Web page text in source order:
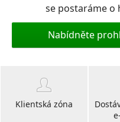
se postaráme o
Nabídněte
Klientská zóna